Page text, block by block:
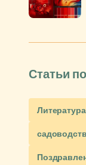
Статьи
Литература